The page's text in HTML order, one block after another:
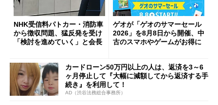
NHK受信料パトカー・消防車
から徴収問題、猛反発を受け
「検討を進めていく」と会長
ゲオが「ゲオのサマーセール
2026」を8月8日から開催、中
古のスマホやゲームがお得に
カードローン50万円以上の人は、返済を3～6
ヶ月停止して『大幅に減額してから返済する手
続き』を利用して！
AD（渋谷法務総合事務所）